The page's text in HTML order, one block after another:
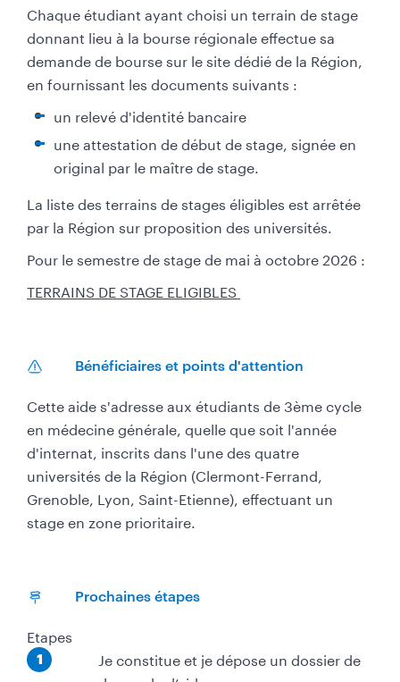
Chaque étudiant ayant choisi un terrain de stage
donnant lieu à la bourse régionale effectue sa
demande de bourse sur le site dédié de la Région,
en fournissant les documents suivants :
un relevé d'identité bancaire
une attestation de début de stage, signée en
original par le maître de stage.
La liste des terrains de stages éligibles est arrêtée
par la Région sur proposition des universités.
Pour le semestre de stage de mai à octobre 2026 :
TERRAINS DE STAGE ELIGIBLES
Bénéficiaires et points d'attention
Cette aide s'adresse aux étudiants de 3ème cycle
en médecine générale, quelle que soit l'année
d'internat, inscrits dans l'une des quatre
universités de la Région (Clermont-Ferrand,
Grenoble, Lyon, Saint-Etienne), effectuant un
stage en zone prioritaire.
Prochaines étapes
Etapes
É 1
Je constitue et je dépose un dossier de